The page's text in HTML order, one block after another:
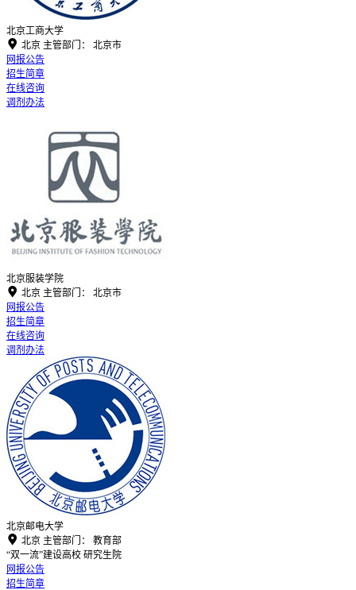
北京工商大学
 北京 主管部门：
北京市
网报公告
招生简章
在线咨询
调剂办法
北京服装学院
 北京 主管部门：
北京市
网报公告
招生简章
在线咨询
调剂办法
北京邮电大学
 北京 主管部门：
教育部
“双一流”建设高校 研究生院
网报公告
招生简章